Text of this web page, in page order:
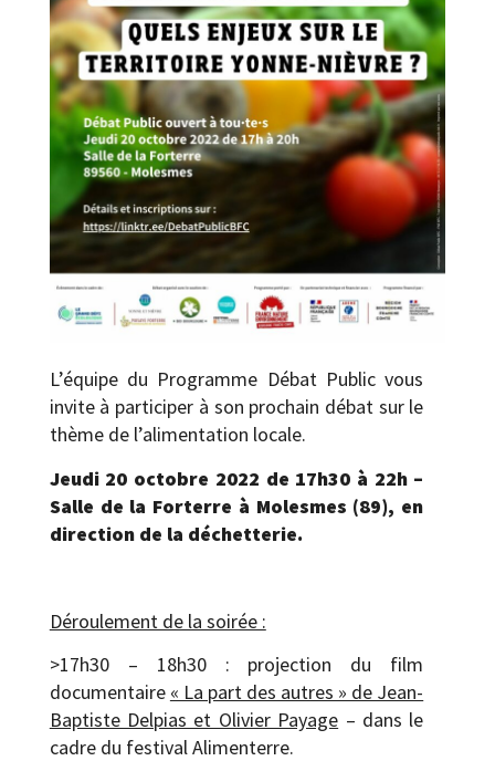
L’équipe du Programme Débat Public vous
invite à participer à son prochain débat sur le
thème de l’alimentation locale.
Jeudi 20 octobre 2022 de 17h30 à 22h –
Salle de la Forterre à Molesmes (89), en
direction de la déchetterie.
Déroulement de la soirée :
>17h30 – 18h30 : projection du film
documentaire « La part des autres » de Jean-
Baptiste Delpias et Olivier Payage – dans le
cadre du festival Alimenterre.